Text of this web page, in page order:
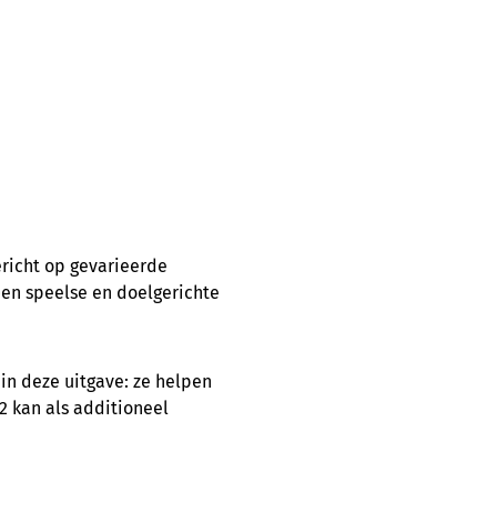
op gevarieerde
speelse en doelgerichte
deze uitgave: ze helpen
kan als additioneel